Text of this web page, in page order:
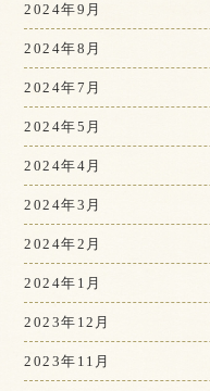
2024年9月
2024年8月
2024年7月
2024年5月
2024年4月
2024年3月
2024年2月
2024年1月
2023年12月
2023年11月